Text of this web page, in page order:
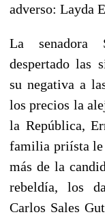
adverso: Layda
La senadora
despertado las
su negativa a
los precios la
la República,
familia priísta le
más de la
rebeldía, los
Carlos Sales